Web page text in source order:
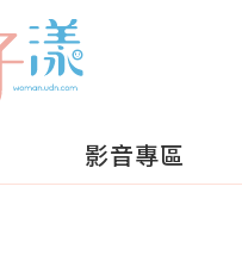
影音專區